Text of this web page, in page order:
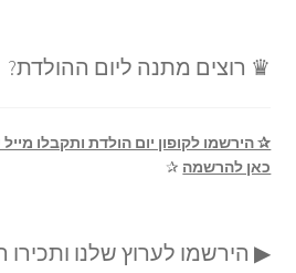
♛ רוצים מתנה ליום ההולדת?
✰ הירשמו לקופון יום הולדת ותקבלו
כאן להרשמה ✰
▶ הירשמו לערוץ שלנו